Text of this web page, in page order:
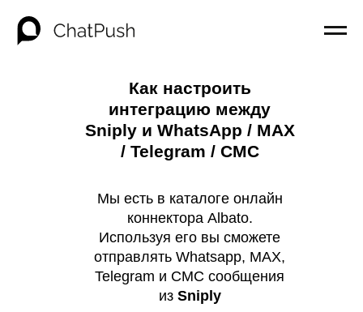
Как настроить
интеграцию между
Sniply и WhatsApp / MAX
/ Telegram / СМС
Мы есть в каталоге онлайн
коннектора Albato.
Используя его вы сможете
отправлять Whatsapp, MAX,
Telegram и СМС сообщения
из Sniply